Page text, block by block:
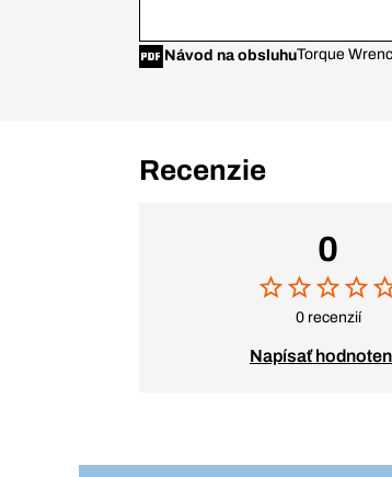
Návod na obsluhuTorque
Recenzie
0
0 recenzií
Napísať